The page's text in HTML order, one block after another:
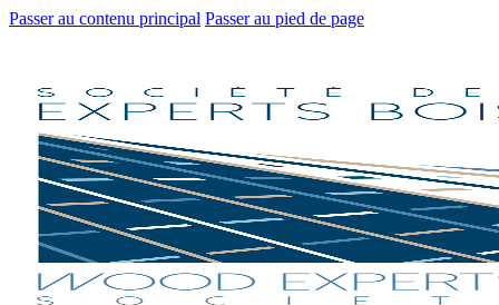
Passer au contenu principal Passer au pied de page